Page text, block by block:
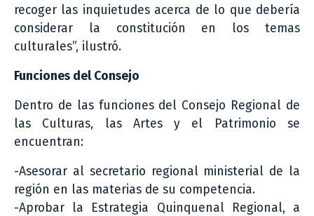
recoger las inquietudes acerca de lo que debería
considerar la constitución en los temas
culturales”, ilustró.
Funciones del Consejo
Dentro de las funciones del Consejo Regional de
las Culturas, las Artes y el Patrimonio se
encuentran:
-Asesorar al secretario regional ministerial de la
región en las materias de su competencia.
-Aprobar la Estrategia Quinquenal Regional, a